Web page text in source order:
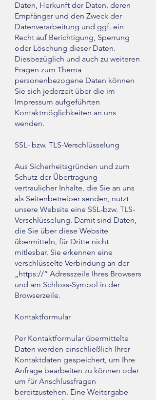
Daten, Herkunft der Daten, deren
Empfänger und den Zweck der
Datenverarbeitung und ggf. ein
Recht auf Berichtigung, Sperrung
oder Löschung dieser Daten.
Diesbezüglich und auch zu weiteren
Fragen zum Thema
personenbezogene Daten können
Sie sich jederzeit über die im
Impressum aufgeführten
Kontaktmöglichkeiten an uns
wenden.
SSL- bzw. TLS-Verschlüsselung
Aus Sicherheitsgründen und zum
Schutz der Übertragung
vertraulicher Inhalte, die Sie an uns
als Seitenbetreiber senden, nutzt
unsere Website eine SSL-bzw. TLS-
Verschlüsselung. Damit sind Daten,
die Sie über diese Website
übermitteln, für Dritte nicht
mitlesbar. Sie erkennen eine
verschlüsselte Verbindung an der
„https://“ Adresszeile Ihres Browsers
und am Schloss-Symbol in der
Browserzeile.
Kontaktformular
Per Kontaktformular übermittelte
Daten werden einschließlich Ihrer
Kontaktdaten gespeichert, um Ihre
Anfrage bearbeiten zu können oder
um für Anschlussfragen
bereitzustehen. Eine Weitergabe